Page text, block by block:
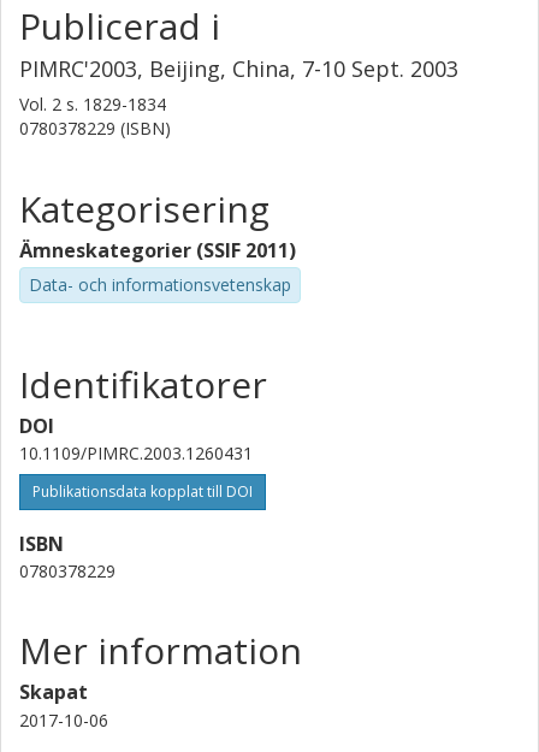
Publicerad i
PIMRC'2003, Beijing, China, 7-10 Sept. 2003
Vol. 2 s. 1829-1834
0780378229 (ISBN)
Kategorisering
Ämneskategorier (SSIF 2011)
Data- och informationsvetenskap
Identifikatorer
DOI
10.1109/PIMRC.2003.1260431
Publikationsdata kopplat till DOI
ISBN
0780378229
Mer information
Skapat
2017-10-06